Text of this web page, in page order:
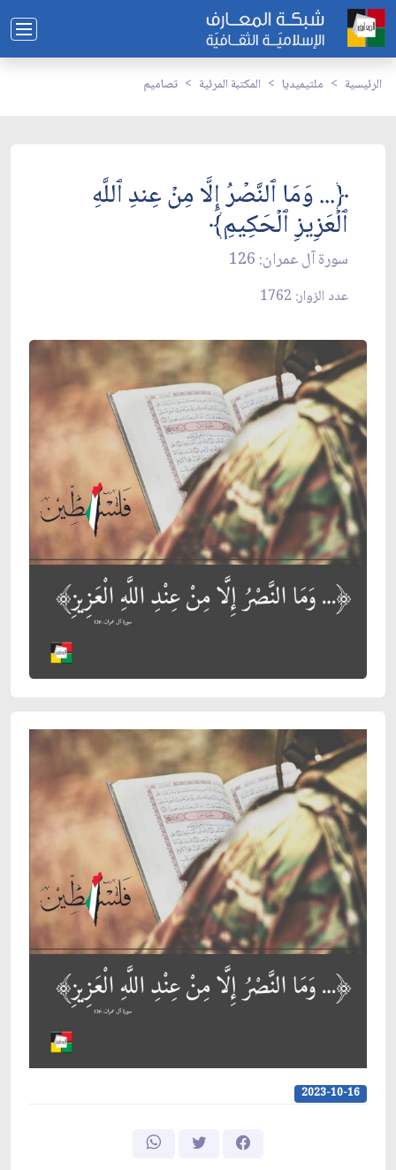
الرئيسية ملتيميديا المكتبة المرئية تصاميم
﴿... وَمَا ٱلنَّصۡرُ إِلَّا مِنۡ عِندِ ٱللَّهِ
ٱلۡعَزِيزِ ٱلۡحَكِيمِ﴾
سورة آل عمران: 126
عدد الزوار: 1762
2023-10-16